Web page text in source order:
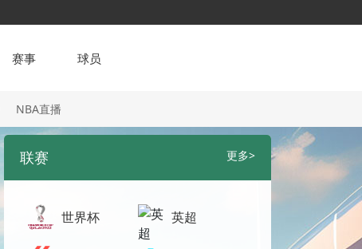
赛事 球员
NBA直播
联赛 更多>
世界杯 英超